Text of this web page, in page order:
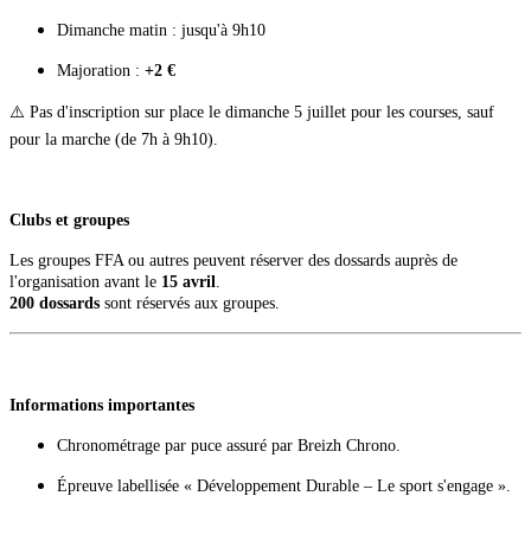
Dimanche matin : jusqu'à 9h10
Majoration : +2 €
⚠️ Pas d'inscription sur place le dimanche 5 juillet pour les courses, sauf
pour la marche (de 7h à 9h10).
Clubs et groupes
Les groupes FFA ou autres peuvent réserver des dossards auprès de
l'organisation avant le 15 avril
200 dossards sont réservés aux groupes.
Informations importantes
Chronométrage par puce assuré par Breizh Chrono.
Épreuve labellisée « Développement Durable – Le sport s'engage ».